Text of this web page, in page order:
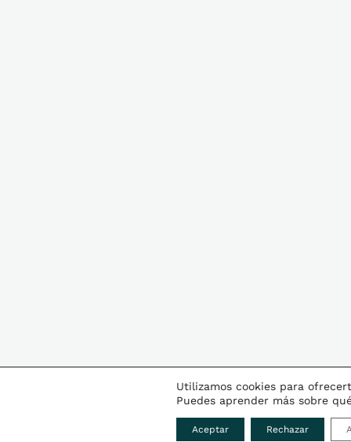
Utilizamos cookies para
Puedes aprender más sobre
Aceptar Rechazar